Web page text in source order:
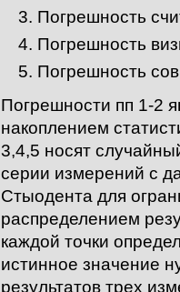
Погрешность
Погрешность
Погрешность
Погрешности пп 1-2
накоплением
3,4,5 носят
серии измерений с
Стыодента для
распределением
каждой точки
истинное значение
результатов трех